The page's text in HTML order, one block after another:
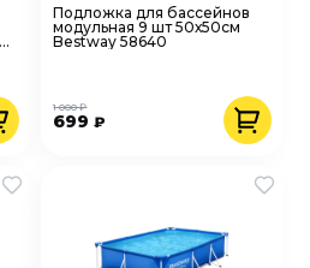
Подложка для бассейнов
модульная 9 шт 50х50см
Bestway 58640
699₽
1 000 ₽